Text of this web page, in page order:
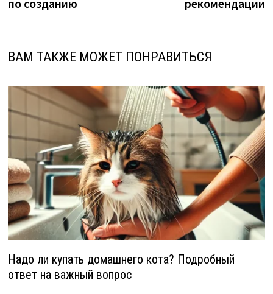
по созданию рекомендации
ВАМ ТАКЖЕ МОЖЕТ ПОНРАВИТЬСЯ
Надо ли купать домашнего кота? Подробный
ответ на важный вопрос